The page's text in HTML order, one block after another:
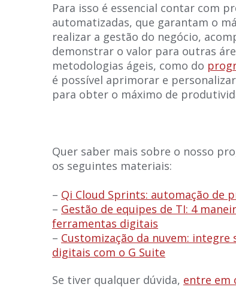
Para isso é essencial contar com
automatizadas, que garantam o
realizar a gestão do negócio,
demonstrar o valor para outras
metodologias ágeis, como do
é possível aprimorar e
para obter o máximo de
Quer saber mais sobre o nosso
os seguintes materiais:
– Qi Cloud Sprints: automação de
– Gestão de equipes de TI: 4
ferramentas digitais
– Customização da nuvem:
digitais com o G Suite
Se tiver qualquer dúvida, entre em